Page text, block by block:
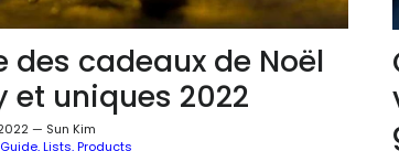
des cadeaux de Noël
et uniques 2022
— Sun Kim
Lists Products